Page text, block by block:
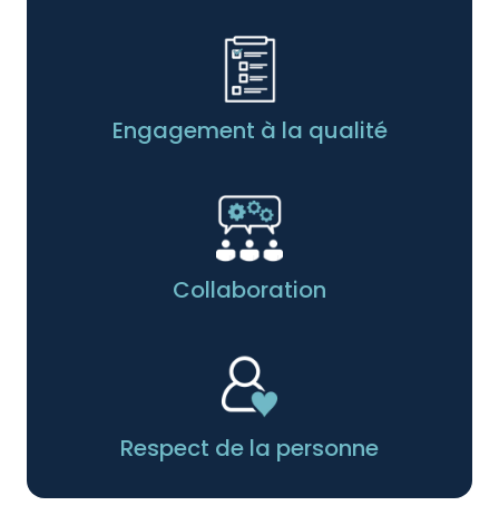
Engagement à la qualité
Collaboration
Respect de la personne